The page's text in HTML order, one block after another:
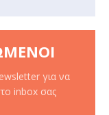
για να
inbox σας